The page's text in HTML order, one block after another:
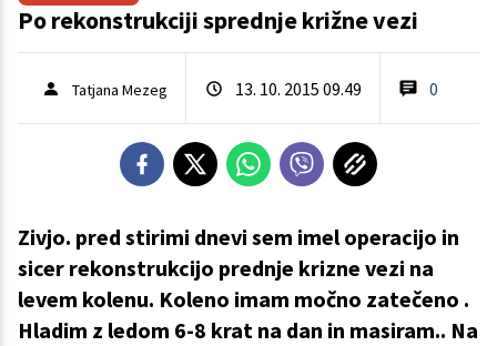
Po rekonstrukciji sprednje križne vezi
Tatjana Mezeg 13. 10. 2015 09.49 0
Zivjo. pred stirimi dnevi sem imel operacijo in
sicer rekonstrukcijo prednje krizne vezi na
levem kolenu. Koleno imam močno zatečeno .
Hladim z ledom 6-8 krat na dan in masiram.. Na